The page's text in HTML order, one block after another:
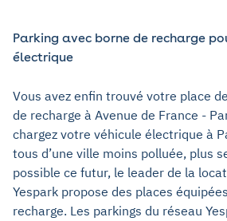
Parking avec borne de recharge
électrique
Vous avez enfin trouvé votre place
de recharge à Avenue de France -
chargez votre véhicule électrique à
tous d’une ville moins polluée, plus
possible ce futur, le leader de la
Yespark propose des places
recharge. Les parkings du réseau